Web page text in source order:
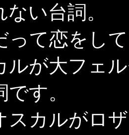
い台詞。
って恋をし
ルが大フェ
す。
スカルがロ